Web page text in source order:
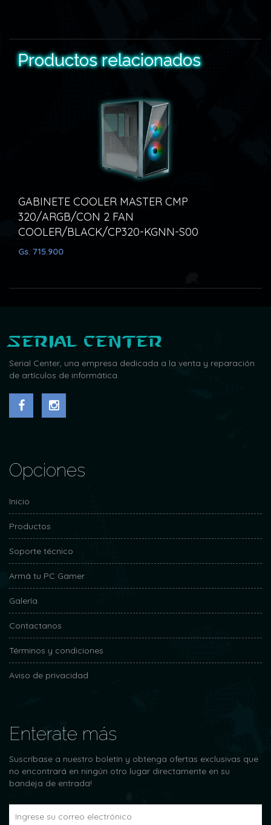
Productos relacionados
COOLER MASTER CMP
CON 2 FAN
BLACK/CP320-KGNN-S00
Serial Center
Serial Center, una empresa dedicada a la venta y reparación
de artículos de informática.
Opciones
Inicio
Productos
Soporte técnico
Armá tu PC Gamer
Galería
Contactanos
Términos y condiciones
Aviso de privacidad
Enterate más
Suscríbase a nuestro boletín y obtenga ofertas exclusivas que
no encontrará en ningún otro lugar directamente en su
bandeja de entrada!